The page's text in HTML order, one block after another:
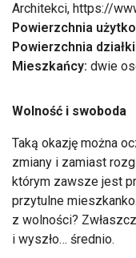
Architekci, https://
Powierzchnia
Powierzchnia
Mieszkańcy: dwie
Wolność i swoboda
Taką okazję można
zmiany i zamiast
którym zawsze jest
przytulne
z wolności?
i wyszło… średnio.